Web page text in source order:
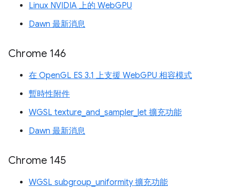
Linux NVIDIA 上的 WebGPU
Dawn 最新消息
Chrome 146
在 OpenGL ES 3.1 上支援 WebGPU 相容模式
暫時性附件
WGSL texture_and_sampler_let 擴充功能
Dawn 最新消息
Chrome 145
WGSL subgroup_uniformity 擴充功能